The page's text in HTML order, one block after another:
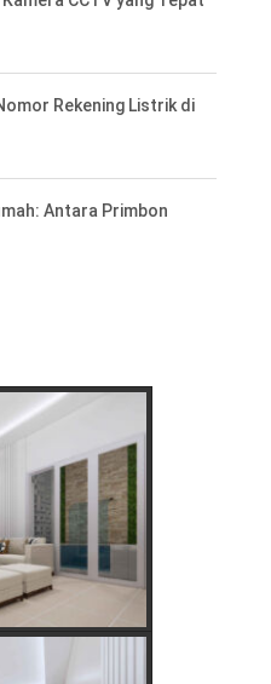
Antara Primbon
Listrik PLN
PLN 123
Baik Membangun
Membangun Rumah
dalam Feng Shui